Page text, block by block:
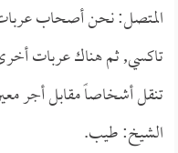
المتصل: نحن أصحاب
تاكسي, ثم هناك عربات
تنقل أشخاصاً مقابل أجر
الشيخ: طيب.